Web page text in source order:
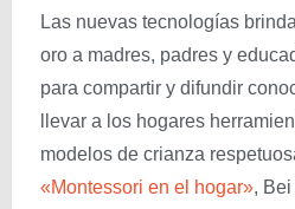
Las nuevas tecnologías
oro a madres, padres y
para compartir y difundir
llevar a los hogares
modelos de crianza
«Montessori en el hogar»,